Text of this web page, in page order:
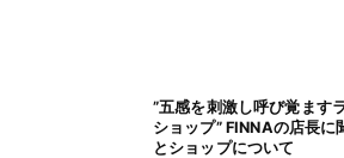
”五感を刺激し呼び覚ます
ショップ” FINNAの店長
とショップについて